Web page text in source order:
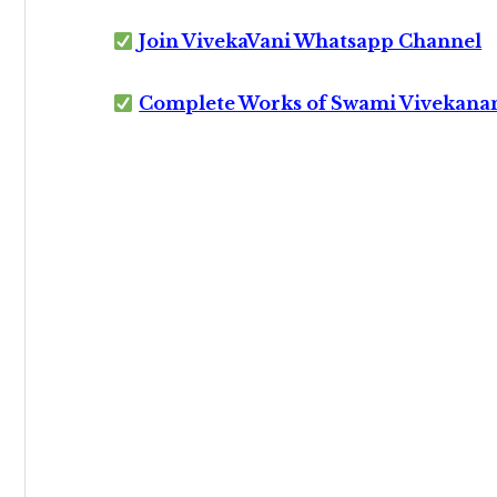
Join VivekaVani Whatsapp Channel
Complete Works of Swami